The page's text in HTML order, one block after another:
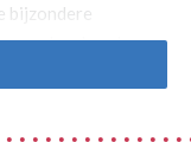
bijzondere
worden door kranen
De route start